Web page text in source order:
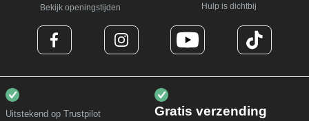
Bekijk openingstijden Hulp is dichtbij
Uitstekend op Trustpilot Gratis verzending